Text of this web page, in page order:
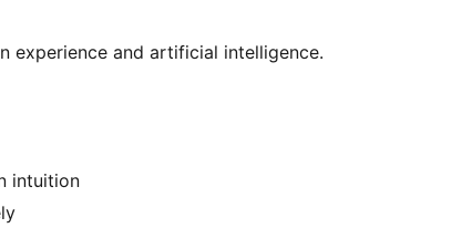
experience and artificial intelligence.
intuition